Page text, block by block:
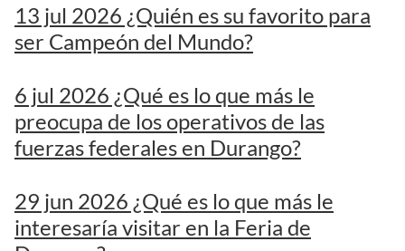
13 jul 2026 ¿Quién es su favorito para
ser Campeón del Mundo?
6 jul 2026 ¿Qué es lo que más le
preocupa de los operativos de las
fuerzas federales en Durango?
29 jun 2026 ¿Qué es lo que más le
interesaría visitar en la Feria de